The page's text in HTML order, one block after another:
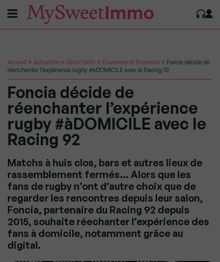
Accueil > Actualités > Dans l'actu > Économie et Business > Foncia décide de
réenchanter l’expérience rugby #àDOMICILE avec le Racing 92
Foncia décide de
réenchanter l’expérience
rugby #àDOMICILE avec le
Racing 92
Matchs à huis clos, bars et autres lieux de
rassemblement fermés… Alors que les
fans de rugby n’ont d’autre choix que de
regarder les rencontres depuis leur salon,
Foncia, partenaire du Racing 92 depuis
2015, souhaite réechanter l’expérience des
fans à domicile, notamment grâce au
digital.